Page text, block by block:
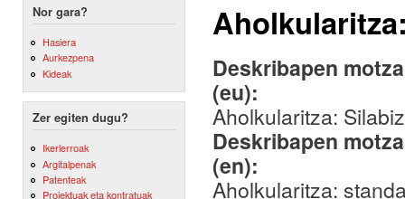
Nor gara?
Hasiera
Aurkezpena
Kideak
Zer egiten dugu?
Ikerlerroak
Argitalpenak
Patenteak
Proiektuak eta kontratuak
Deskribapen
(eu):
Aholkularitza:
Deskribapen
(en):
Aholkularitza: